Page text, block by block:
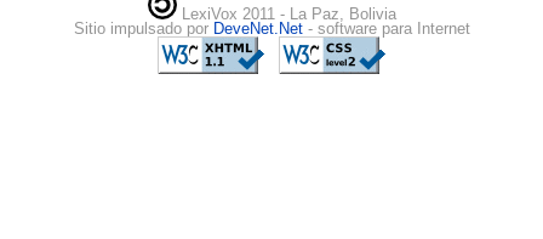
LexiVox 2011 - La Paz, Bolivia
Sitio impulsado por DeveNet.Net - software para Internet